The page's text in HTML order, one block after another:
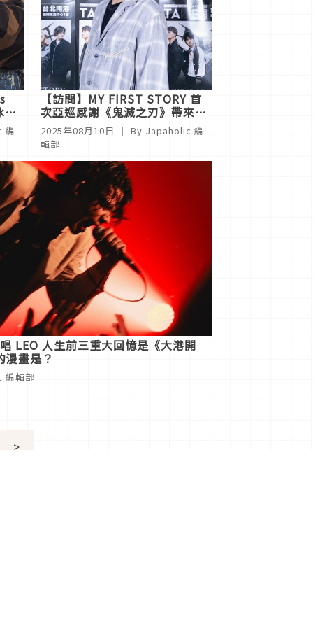
上
編
【訪問】MY FIRST STORY 首
次亞巡感謝《鬼滅之刃》帶來樂
團新契機，主唱盼下次帶妻遊九
份品嘗在地美食
2025年08月10日 ｜ By Japaholic 編
輯部
LEO 人生前三重大回憶是《大港開
漫畫是？
編輯部
>